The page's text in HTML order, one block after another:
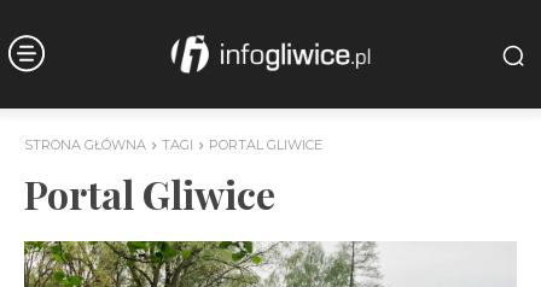
STRONA GŁÓWNA TAGI PORTAL GLIWICE
Portal Gliwice